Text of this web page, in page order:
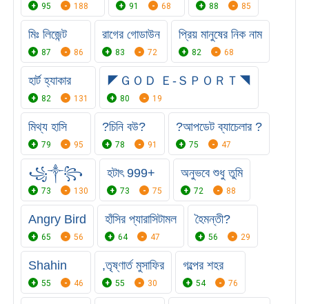
95 188 91 68 88 85
মিঃ লিজেন্ট
87 86
রাগের গোডাউন
83 72
প্রিয় মানুষের নিক নাম
82 68
হার্ট হ্যাকার
82 131
◤ＧＯＤ Ｅ-ＳＰＯＲＴ◥
80 19
মিথ্য হাসি
79 95
?চিনি বউ?
78 91
?আপডেট ব্যাচেলার ?
75 47
꧁༒꧂
73 130
হটাৎ 999+
73 75
অনুভবে শুধু তুমি
72 88
Angry Bird
65 56
হাঁসির প্যারাসিটামল
64 47
হৈমন্তী?
56 29
Shahin
55 46
,তৃষ্ণার্ত মুসাফির
55 30
গল্পের শহর
54 76